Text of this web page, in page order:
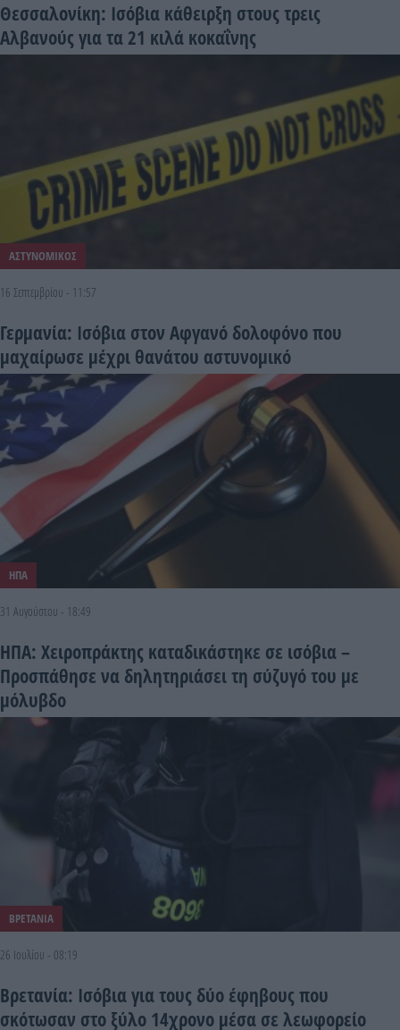
Θεσσαλονίκη: Ισόβια κάθειρξη στους τρεις
Αλβανούς για τα 21 κιλά κοκαΐνης
ΑΣΤΥΝΟΜΙΚΟΣ
16 Σεπτεμβρίου - 11:57
Γερμανία: Ισόβια στον Αφγανό δολοφόνο που
μαχαίρωσε μέχρι θανάτου αστυνομικό
ΗΠΑ
31 Αυγούστου - 18:49
ΗΠΑ: Χειροπράκτης καταδικάστηκε σε ισόβια –
Προσπάθησε να δηλητηριάσει τη σύζυγό του με
μόλυβδο
ΒΡΕΤΑΝΙΑ
26 Ιουλίου - 08:19
Βρετανία: Ισόβια για τους δύο έφηβους που
σκότωσαν στο ξύλο 14χρονο μέσα σε λεωφορείο